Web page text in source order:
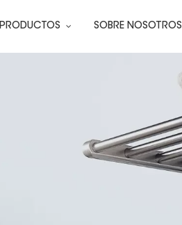
PRODUCTOS SOBRE NOSOTROS